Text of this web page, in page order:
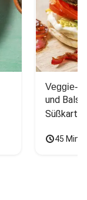
Veggie-
und
45